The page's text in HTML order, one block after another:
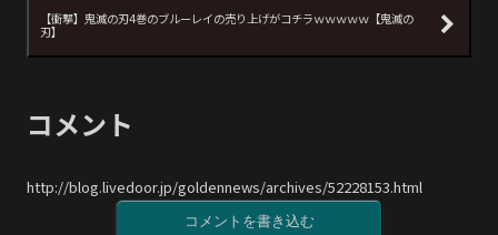
【衝撃】鬼滅の刃4巻のブルーレイの売り上げがコチラｗｗｗｗｗ【鬼滅の
刃】
コメント
http://blog.livedoor.jp/goldennews/archives/52228153.html
コメントを書き込む